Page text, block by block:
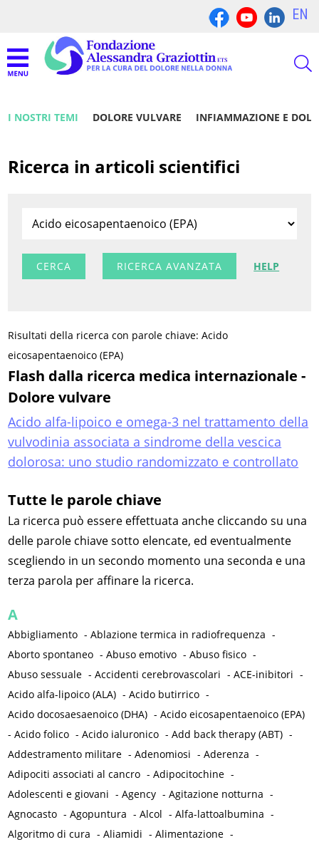
EN
I NOSTRI TEMI DOLORE VULVARE INFIAMMAZIONE E
Ricerca in articoli scientifici
RICERCA AVANZATA HELP
Risultati della ricerca con parole chiave: Acido
eicosapentaenoico (EPA)
Flash dalla ricerca medica internazionale -
Dolore vulvare
Acido alfa-lipoico e omega-3 nel trattamento della
vulvodinia associata a sindrome della vescica
dolorosa: uno studio randomizzato e controllato
Tutte le parole chiave
La ricerca può essere effettuata anche cliccando su una
delle parole chiave sotto elencate, ed eventualmente
scegliendo in un secondo momento una seconda e una
terza parola per affinare la ricerca.
A
Abbigliamento -Ablazione termica in radiofrequenza -
Aborto spontaneo -Abuso emotivo -Abuso fisico -
Abuso sessuale -Accidenti cerebrovascolari -ACE-inibitori -
Acido alfa-lipoico (ALA) -Acido butirrico -
Acido docosaesaenoico (DHA) -Acido eicosapentaenoico (EPA)
-Acido folico -Acido ialuronico -Add back therapy (ABT) -
Addestramento militare -Adenomiosi -Aderenza -
Adipociti associati al cancro -Adipocitochine -
Adolescenti e giovani -Agency -Agitazione notturna -
Agnocasto -Agopuntura -Alcol -Alfa-lattoalbumina -
Algoritmo di cura -Aliamidi -Alimentazione -